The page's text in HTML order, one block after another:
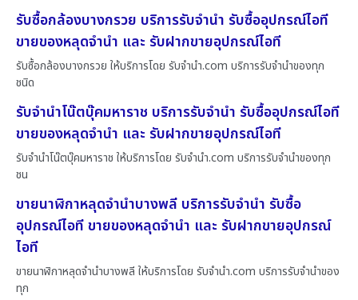
รับซื้อกล้องบางกรวย บริการรับจำนำ รับซื้ออุปกรณ์ไอที
ขายของหลุดจำนำ และ รับฝากขายอุปกรณ์ไอที
รับซื้อกล้องบางกรวย ให้บริการโดย รับจํานํา.com บริการรับจำนำของทุก
ชนิด
รับจำนำโน๊ตบุ๊คมหาราช บริการรับจำนำ รับซื้ออุปกรณ์ไอที
ขายของหลุดจำนำ และ รับฝากขายอุปกรณ์ไอที
รับจำนำโน๊ตบุ๊คมหาราช ให้บริการโดย รับจํานํา.com บริการรับจำนำของทุก
ชน
ขายนาฬิกาหลุดจำนำบางพลี บริการรับจำนำ รับซื้อ
อุปกรณ์ไอที ขายของหลุดจำนำ และ รับฝากขายอุปกรณ์
ไอที
ขายนาฬิกาหลุดจำนำบางพลี ให้บริการโดย รับจํานํา.com บริการรับจำนำของ
ทุก